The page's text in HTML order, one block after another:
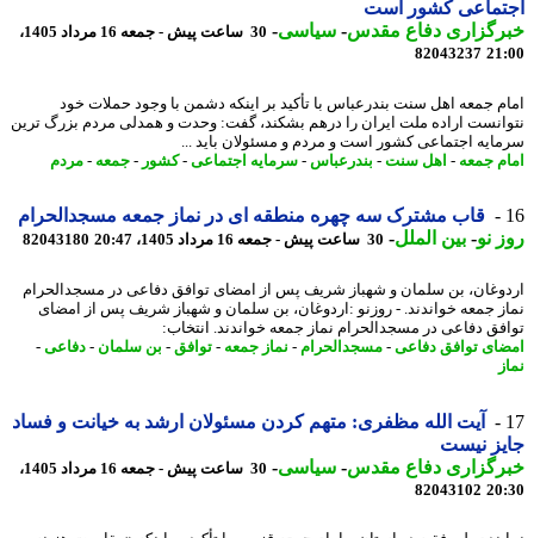
کشور است
دفاع مقدس-سیاسی-
30 ساعت پیش - جمعه 16 مرداد 1405،
82043237
جمعه اهل سنت بندرعباس با تأکید بر اینکه دشمن با وجود حملات خود
اراده ملت ایران را درهم بشکند، گفت: وحدت و همدلی مردم بزرگ ترین
اجتماعی کشور است و مردم و مسئولان باید ...
جمعه-اهل سنت-بندرعباس-سرمایه اجتماعی-کشور-جمعه-مردم
قاب مشترک سه چهره منطقه ای در نماز جمعه مسجدالحرام
نو- بین الملل-30 ساعت پیش - جمعه 16 مرداد 1405، 20:47 82043180
بن سلمان و شهباز شریف پس از امضای توافق دفاعی در مسجدالحرام
جمعه خواندند. - روزنو :اردوغان، بن سلمان و شهباز شریف پس از امضای
دفاعی در مسجدالحرام نماز جمعه خواندند. انتخاب:
توافق دفاعی-مسجدالحرام- نماز جمعه-توافق-بن سلمان-دفاعی-
آیت الله مظفری: متهم کردن مسئولان ارشد به خیانت و فساد
نیست
دفاع مقدس-سیاسی-
30 ساعت پیش - جمعه 16 مرداد 1405،
82043102